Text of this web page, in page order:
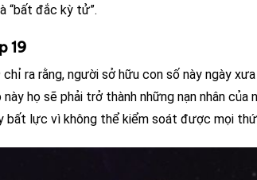
“bất đắc kỳ tử”.
19
ra rằng, người sở hữu con số này ngày
họ sẽ phải trở thành những nạn nhân
bất lực vì không thể kiểm soát được mọi